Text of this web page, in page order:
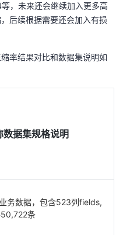
，未来还会继续加入更多高
后续根据需要还会加入有损
率结果对比和数据集说明如
数据集规格说明
务数据，包含523列fields,
条